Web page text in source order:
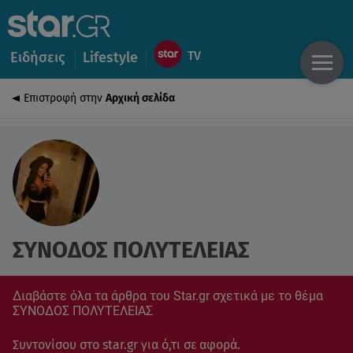
Ειδήσεις Lifestyle
Επιστροφή στην Αρχική σελίδα
ΣΥΝΟΔΟΣ ΠΟΛΥΤΕΛΕΙΑΣ
Διαβάστε όλα τα άρθρα του Star.gr σχετικά με το θέμα
ΣΥΝΟΔΟΣ ΠΟΛΥΤΕΛΕΙΑΣ
Συντονίσου στο star.gr για ό,τι σε αφορά.